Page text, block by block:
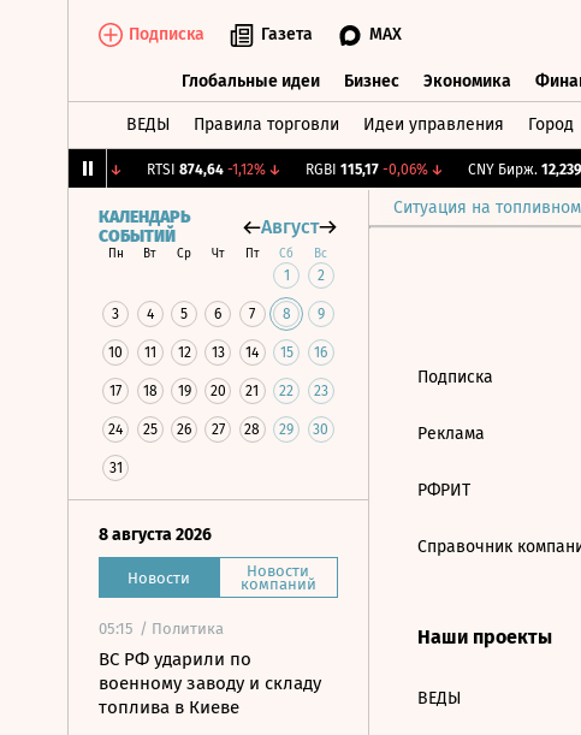
Подписка Газета MAX
Глобальные идеи Бизнес Экономика
ВЕДЫ Правила торговли Идеи управления Город
↓ RTSI 874,64 -1,12%↓ RGBI 115,17 -0,06%↓ CNY Бирж. 12,239
Ситуация на
КАЛЕНДАРЬ
СОБЫТИЙ
Август
Пн Вт Ср Чт Пт Сб Вс
1 2
3 4 5 6 7 8 9
10 11 12 13 14 15 16
17 18 19 20 21 22 23
24 25 26 27 28 29 30
31
8 августа 2026
Новости Новости
компаний
05:15 / Политика
ВС РФ ударили по
военному заводу и складу
топлива в Киеве
Подписка
Реклама
РФРИТ
Справочник
Наши проекты
ВЕДЫ